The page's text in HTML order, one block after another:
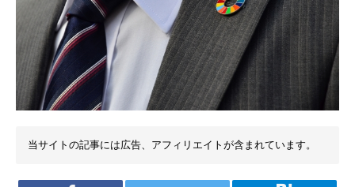
当サイトの記事には広告、アフィリエイトが含まれています。